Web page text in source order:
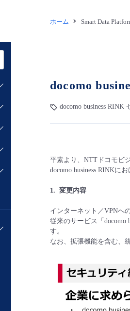
ホーム Smart Data
docomo
docomo business RINK
平素より、NTTドコモビ
docomo business RINKに
1. 変更内容
インターネット／VPNへ
従来のサービス「docomo
す。
なお、拡張機能を含む、